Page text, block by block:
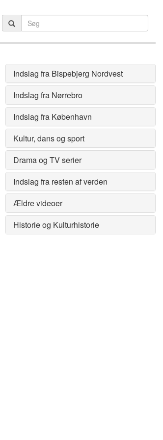
Indslag fra Bispebjerg Nordvest
Indslag fra Nørrebro
Indslag fra København
Kultur, dans og sport
Drama og TV serier
Indslag fra resten af verden
Ældre videoer
Historie og Kulturhistorie